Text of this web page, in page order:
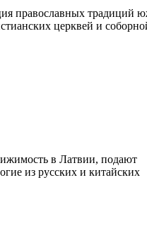
православных
церквей и
в Латвии, подают
из русских и китайских